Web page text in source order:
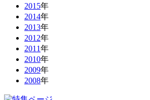
2015年
2014年
2013年
2012年
2011年
2010年
2009年
2008年